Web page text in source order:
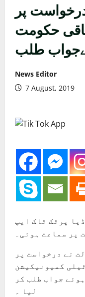
پر
حکومت
طلب
News Editor
7 August, 2019
پرٹک ٹاک ایپ
پر سماعت ہوئی۔
نے درخواست پر
کمیونیکیشن
جواب طلب کر
لیا ۔